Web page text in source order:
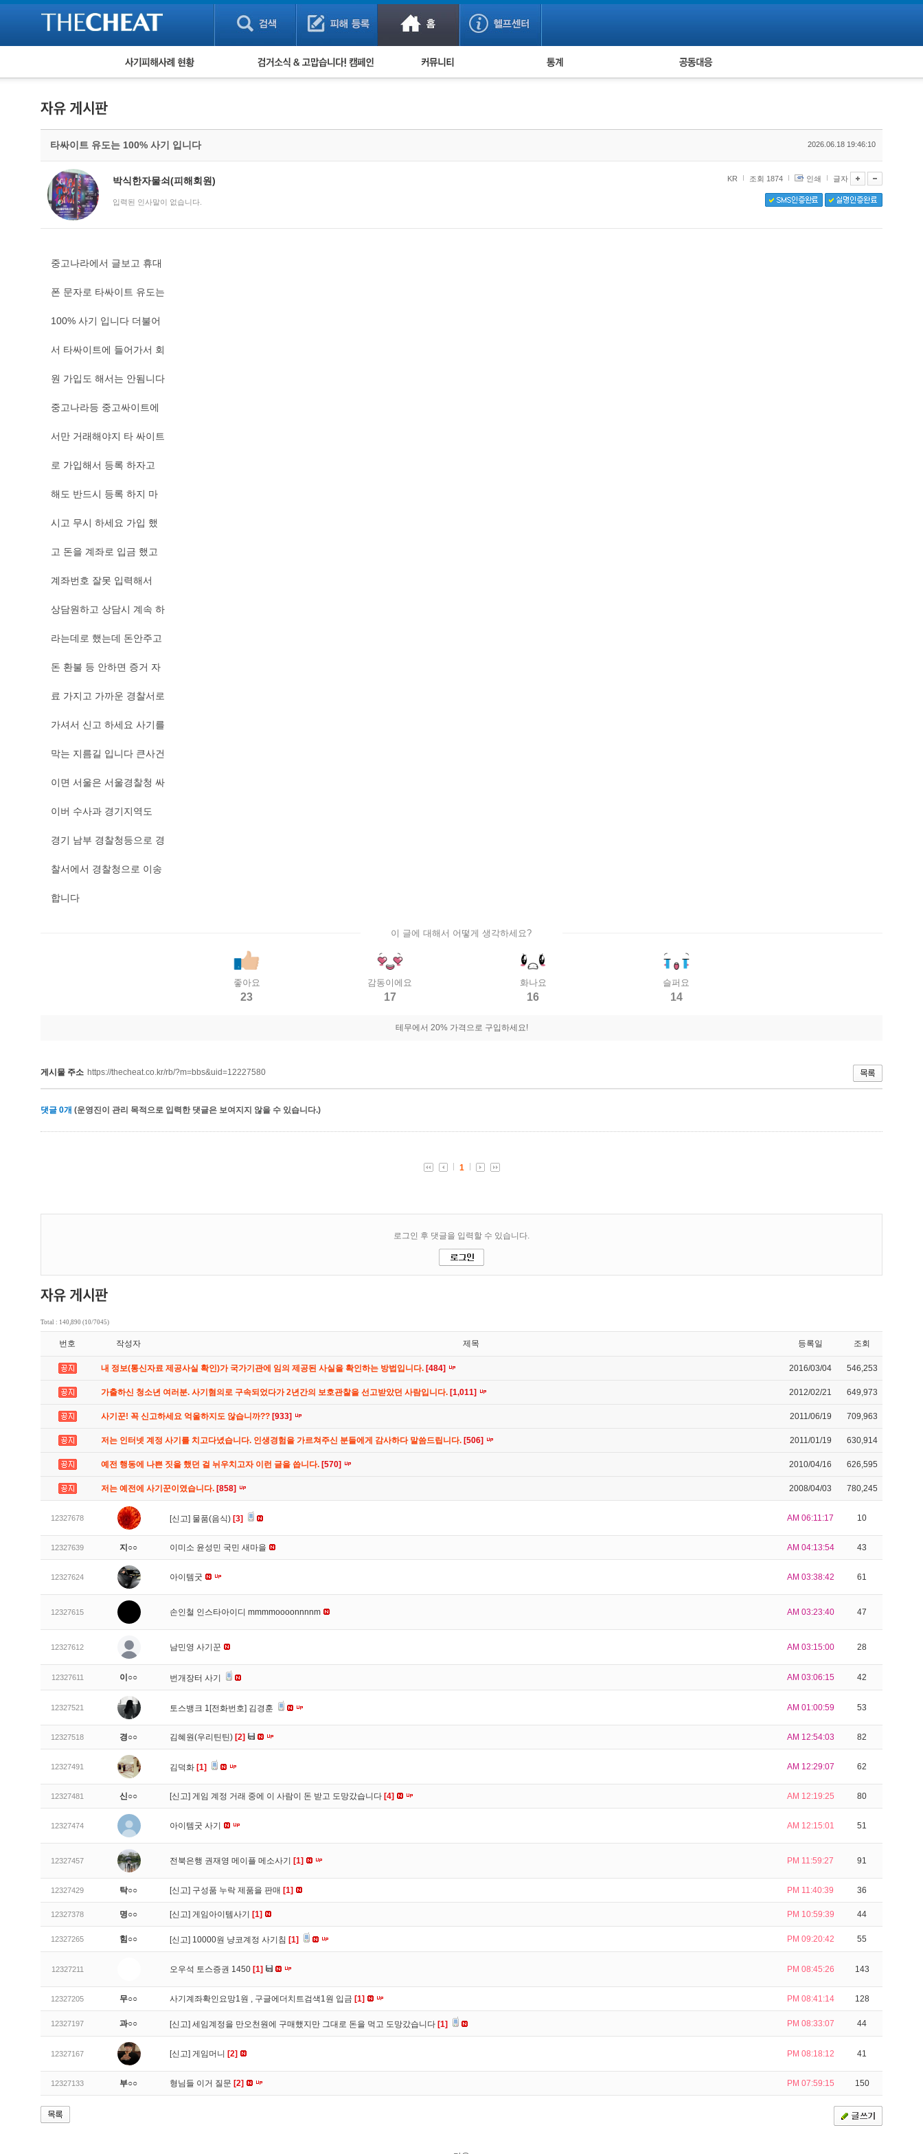
피해사례 현황
보이스피싱 피해사례
유해사이트 목록
비공개 피해사례
워킹홀리데이 피해사례
검거 소식 사기 예방했어요! 누적 피해사례 통계 피해자 공동대응
타싸이트 유도는 100% 사기 입니다 2026.06.18 19:46:10
박식한자물쇠(피해회원)
입력된 인사말이 없습니다.
KR 조회 1874 인쇄 글자
중고나라에서 글보고 휴대
폰 문자로 타싸이트 유도는
100% 사기 입니다 더불어
서 타싸이트에 들어가서 회
원 가입도 해서는 안됨니다
중고나라등 중고싸이트에
서만 거래해야지 타 싸이트
로 가입해서 등록 하자고
해도 반드시 등록 하지 마
시고 무시 하세요 가입 했
고 돈을 계좌로 입금 했고
계좌번호 잘못 입력해서
상담원하고 상담시 계속 하
라는데로 했는데 돈안주고
돈 환불 등 안하면 증거 자
료 가지고 가까운 경찰서로
가셔서 신고 하세요 사기를
막는 지름길 입니다 큰사건
이면 서울은 서울경찰청 싸
이버 수사과 경기지역도
경기 남부 경찰청등으로 경
찰서에서 경찰청으로 이송
합니다
이 글에 대해서 어떻게 생각하세요?
좋아요
23
감동이에요
17
화나요
16
슬퍼요
14
테무에서 20% 가격으로 구입하세요!
게시물 주소 https://thecheat.co.kr/rb/?m=bbs&uid=12227580
댓글 0개 (운영진이 관리 목적으로 입력한 댓글은 보여지지 않을 수 있습니다.)
Total : 140,890 (10/7045)
번호 작성자 제목 등록일 조회
내 정보(통신자료 제공사실 확인)가 국가기관에 임의 제공된 사실을 확인하는 방법입니다. [484] 2016/03/04 546,253
가출하신 청소년 여러분. 사기혐의로 구속되었다가 2년간의 보호관찰을 선고받았던 사람입니다. [1,011] 2012/02/21 649,973
사기꾼! 꼭 신고하세요 억울하지도 않습니까?? [933] 2011/06/19 709,963
저는 인터넷 계정 사기를 치고다녔습니다. 인생경험을 가르쳐주신 분들에게 감사하다 말씀드립니다. [506] 2011/01/19 630,914
예전 행동에 나쁜 짓을 했던 걸 뉘우치고자 이런 글을 씁니다. [570] 2010/04/16 626,595
저는 예전에 사기꾼이였습니다. [858] 2008/04/03 780,245
12327678 [신고] 물품(음식) [3] AM 06:11:17 10
12327639 지○○ 이미소 윤성민 국민 새마을 AM 04:13:54 43
12327624 아이템굿 AM 03:38:42 61
12327615 손인철 인스타아이디 mmmmoooonnnnm AM 03:23:40 47
12327612 남민영 사기꾼 AM 03:15:00 28
12327611 이○○ 번개장터 사기 AM 03:06:15 42
12327521 토스뱅크 1[전화번호] 김경훈 AM 01:00:59 53
12327518 경○○ 김혜원(우리틴틴) [2] AM 12:54:03 82
12327491 김덕화 [1] AM 12:29:07 62
12327481 신○○ [신고] 게임 계정 거래 중에 이 사람이 돈 받고 도망갔습니다 [4] AM 12:19:25 80
12327474 아이템굿 사기 AM 12:15:01 51
12327457 전북은행 권재영 메이플 메소사기 [1] PM 11:59:27 91
12327429 탁○○ [신고] 구성품 누락 제품을 판매 [1] PM 11:40:39 36
12327378 명○○ [신고] 게임아이템사기 [1] PM 10:59:39 44
12327265 힘○○ [신고] 10000원 냥코계정 사기침 [1] PM 09:20:42 55
12327211 오우석 토스증권 1450 [1] PM 08:45:26 143
12327205 무○○ 사기계좌확인요망1원 , 구글에더치트검색1원 입금 [1] PM 08:41:14 128
12327197 과○○ [신고] 세임계정을 만오천원에 구매했지만 그대로 돈을 먹고 도망갔습니다 [1] PM 08:33:07 44
12327167 [신고] 게임머니 [2] PM 08:18:12 41
12327133 부○○ 형님들 이거 질문 [2] PM 07:59:15 150